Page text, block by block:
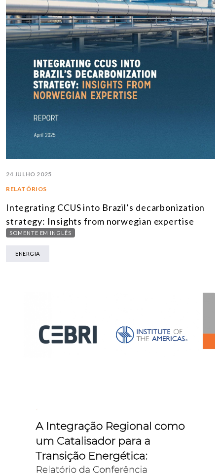
24 JULHO 2025
RELATÓRIOS
Integrating CCUS into Brazil’s decarbonization
strategy: Insights from norwegian expertise
SOMENTE EM INGLÊS
ENERGIA